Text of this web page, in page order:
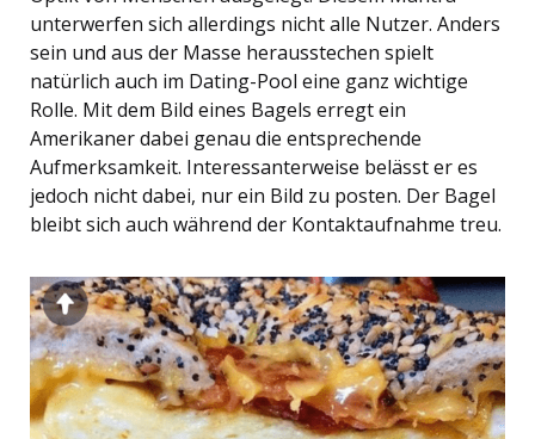
unterwerfen sich allerdings nicht alle Nutzer. Anders
sein und aus der Masse herausstechen spielt
natürlich auch im Dating-Pool eine ganz wichtige
Rolle. Mit dem Bild eines Bagels erregt ein
Amerikaner dabei genau die entsprechende
Aufmerksamkeit. Interessanterweise belässt er es
jedoch nicht dabei, nur ein Bild zu posten. Der Bagel
bleibt sich auch während der Kontaktaufnahme treu.